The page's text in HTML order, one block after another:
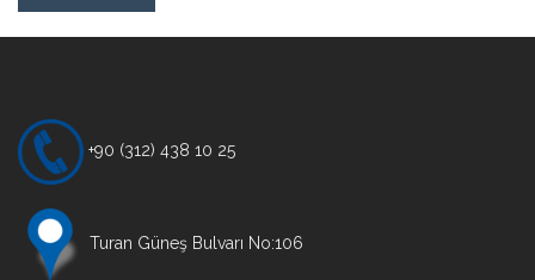
+90 (312) 438 10 25
Turan Güneş Bulvarı No:106